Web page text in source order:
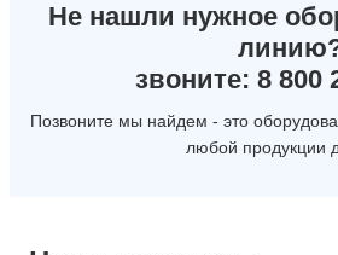
Не нашли нужное
звоните: 8 800
Позвоните мы найдем - это
любой продукции